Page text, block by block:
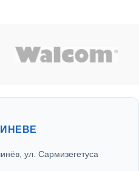
ул. Сармизегетуса